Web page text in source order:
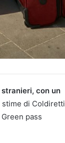
con un
stime di Coldiretti
pass